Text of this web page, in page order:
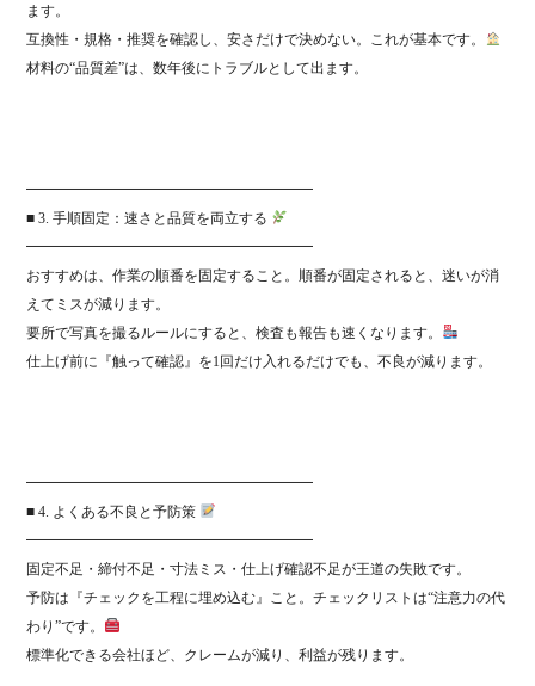
ます。
互換性・規格・推奨を確認し、安さだけで決めない。これが基本です。
材料の“品質差”は、数年後にトラブルとして出ます。
━━━━━━━━━━━━━━━━━━━━
■ 3. 手順固定：速さと品質を両立する
━━━━━━━━━━━━━━━━━━━━
おすすめは、作業の順番を固定すること。順番が固定されると、迷いが消
えてミスが減ります。
要所で写真を撮るルールにすると、検査も報告も速くなります。
仕上げ前に『触って確認』を1回だけ入れるだけでも、不良が減ります。
━━━━━━━━━━━━━━━━━━━━
■ 4. よくある不良と予防策
━━━━━━━━━━━━━━━━━━━━
固定不足・締付不足・寸法ミス・仕上げ確認不足が王道の失敗です。
予防は『チェックを工程に埋め込む』こと。チェックリストは“注意力の代
わり”です。
標準化できる会社ほど、クレームが減り、利益が残ります。